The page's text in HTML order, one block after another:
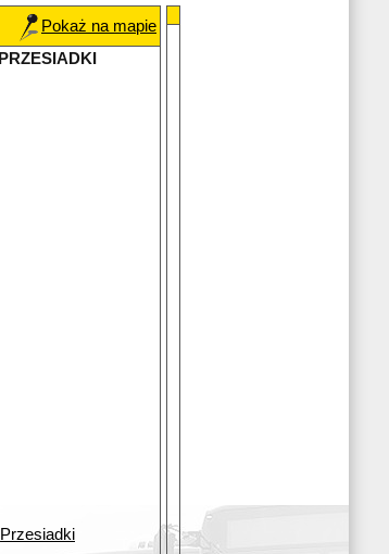
Pokaż na mapie
PRZESIADKI
Przesiadki